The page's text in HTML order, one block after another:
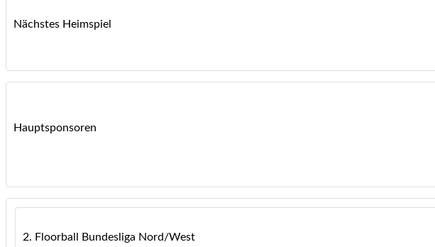
Nächstes Heimspiel
Hauptsponsoren
2. Floorball Bundesliga Nord/West